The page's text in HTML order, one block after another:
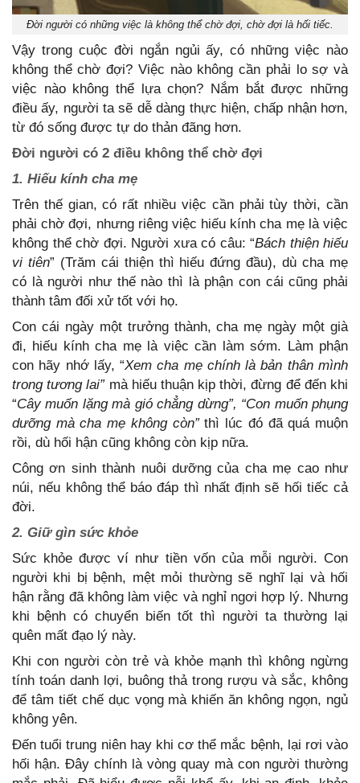
Đời người có những việc là không thể chờ đợi, chờ đợi là hối tiếc.
Vậy trong cuộc đời ngắn ngủi ấy, có những việc nào
không thể chờ đợi? Việc nào không cần phải lo sợ và
việc nào không thể lựa chọn? Nắm bắt được những
điều ấy, người ta sẽ dễ dàng thực hiện, chấp nhận hơn,
từ đó sống được tự do thản đãng hơn.
Đời người có 2 điều không thể chờ đợi
1. Hiếu kính cha mẹ
Trên thế gian, có rất nhiều việc cần phải tùy thời, cần
phải chờ đợi, nhưng riêng việc hiếu kính cha mẹ là việc
không thể chờ đợi. Người xưa có câu: “Bách thiện hiếu
vi tiên” (Trăm cái thiện thì hiếu đứng đầu), dù cha mẹ
có là người như thế nào thì là phận con cái cũng phải
thành tâm đối xử tốt với họ.
Con cái ngày một trưởng thành, cha mẹ ngày một già
đi, hiếu kính cha mẹ là việc cần làm sớm. Làm phận
con hãy nhớ lấy, “Xem cha mẹ chính là bản thân mình
trong tương lai”mà hiếu thuận kịp thời, đừng để đến khi
“Cây muốn lặng mà gió chẳng dừng”, “Con muốn phụng
dưỡng mà cha mẹ không còn”thì lúc đó đã quá muộn
rồi, dù hối hận cũng không còn kịp nữa.
Công ơn sinh thành nuôi dưỡng của cha mẹ cao như
núi, nếu không thể báo đáp thì nhất định sẽ hối tiếc cả
đời.
2. Giữ gìn sức khỏe
Sức khỏe được ví như tiền vốn của mỗi người. Con
người khi bị bệnh, mệt mỏi thường sẽ nghĩ lại và hối
hận rằng đã không làm việc và nghỉ ngơi hợp lý. Nhưng
khi bệnh có chuyển biến tốt thì người ta thường lại
quên mất đạo lý này.
Khi con người còn trẻ và khỏe mạnh thì không ngừng
tính toán danh lợi, buông thả trong rượu và sắc, không
để tâm tiết chế dục vọng mà khiến ăn không ngọn, ngủ
không yên.
Đến tuổi trung niên hay khi cơ thể mắc bệnh, lại rơi vào
hối hận. Đây chính là vòng quay mà con người thường